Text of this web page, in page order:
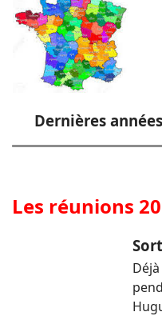
Dernières
Les réunions